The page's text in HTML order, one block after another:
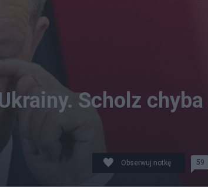
Scholz chyba
Obserwuj notkę 59